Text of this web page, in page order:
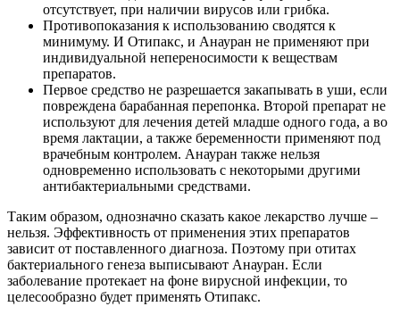
отсутствует, при наличии вирусов или грибка.
Противопоказания к использованию сводятся к
минимуму. И Отипакс, и Анауран не применяют при
индивидуальной непереносимости к веществам
препаратов.
Первое средство не разрешается закапывать в уши, если
повреждена барабанная перепонка. Второй препарат не
используют для лечения детей младше одного года, а во
время лактации, а также беременности применяют под
врачебным контролем. Анауран также нельзя
одновременно использовать с некоторыми другими
антибактериальными средствами.
Таким образом, однозначно сказать какое лекарство лучше –
нельзя. Эффективность от применения этих препаратов
зависит от поставленного диагноза. Поэтому при отитах
бактериального генеза выписывают Анауран. Если
заболевание протекает на фоне вирусной инфекции, то
целесообразно будет применять Отипакс.